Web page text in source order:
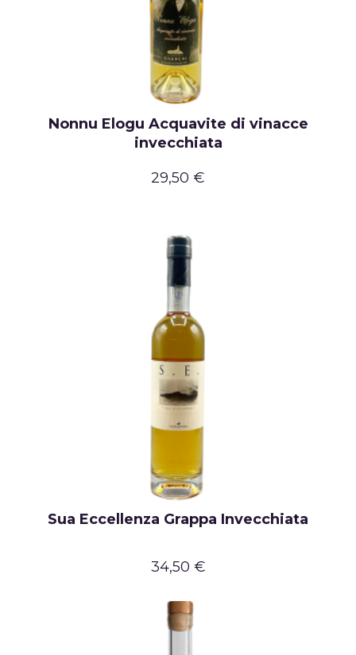
Nonnu Elogu Acquavite di vinacce
invecchiata
29,50 €
Sua Eccellenza Grappa Invecchiata
34,50 €